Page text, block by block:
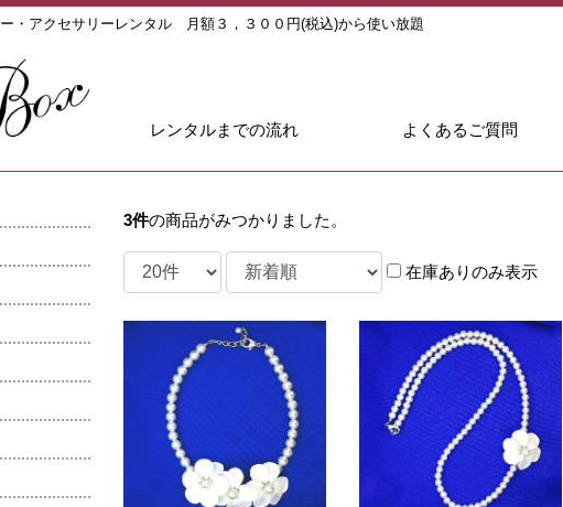
・アクセサリーレンタル 月額３，３００円(税込)から使い放題
レンタルまでの流れ よくあるご質問
3件の商品がみつかりました。
在庫ありのみ表示